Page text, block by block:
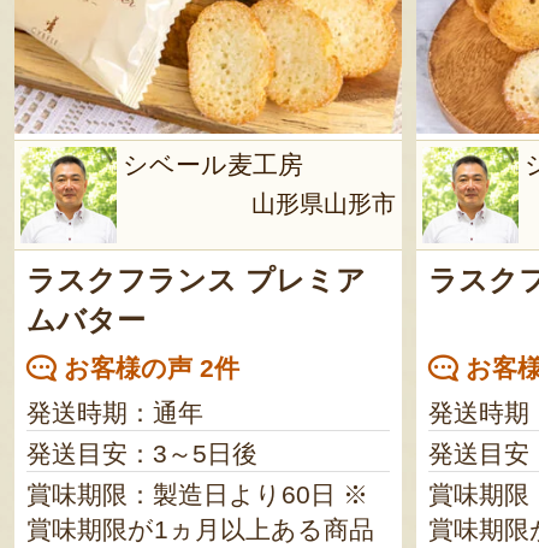
シベール麦工房
山形県山形市
ラスクフランス プレミア
ムバター
お客様の声 2件
発送時期：通年
発送目安：3～5日後
賞味期限：製造日より60日 ※
賞味期限が1ヵ月以上ある商品
ラスク
お客
発送時期
発送目安
賞味期限
賞味期限